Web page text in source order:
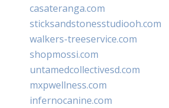
casateranga.com
sticksandstonesstudiooh.com
walkers-treeservice.com
shopmossi.com
untamedcollectivesd.com
mxpwellness.com
infernocanine.com